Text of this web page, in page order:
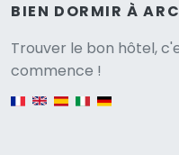
BIEN DORMIR À
Trouver le bon hôtel,
commence !
English version